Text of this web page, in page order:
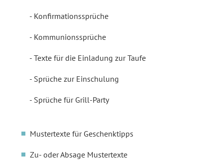
Konfirmationssprüche
Kommunionssprüche
Texte für die Einladung zur Taufe
Sprüche zur Einschulung
Sprüche für Grill-Party
Mustertexte für Geschenktipps
Zu- oder Absage Mustertexte